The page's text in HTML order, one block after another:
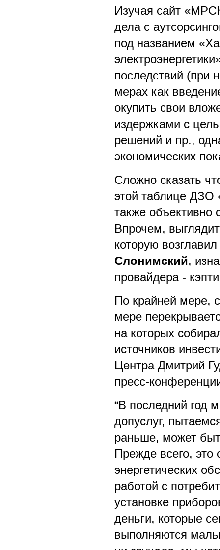
Изучая сайт
дела с
под названием
последствий (при
мерах как
окупить свои
издержками с
решений и пр.,
экономических
Сложно сказать
этой таблице ДЗО
также объективно
Впрочем,
которую
Слонимский,
провайдера -
По крайней мере,
мере
на которых
источников
Центра Дмитрий
пресс-
“В последний год
допуслуг,
раньше, может
Прежде всего, это
энергетических
работой с
установке
деньги, которые
выполняются